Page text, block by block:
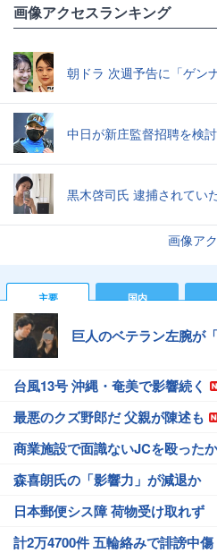
画像アクセスランキング
朝ドラ 次週予告に「ゲン
中日が新庄監督招聘を検
黒木啓司氏 逮捕されてい
画像ア
主要 国内
巨人のベテラン左腕が
台風13号 沖縄・奄美で影響続く
最悪のクズ野郎だ 父親が陳述も
商業施設で面識ないJCを殴ったか
森喜朗氏の「影響力」が減退か
日本郵便シス障 荷物受け取れず
計2万4700件 五輪絡みで誹謗中傷